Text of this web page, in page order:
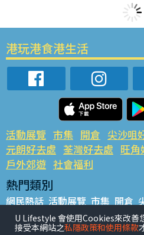
港玩港食港生活
活動展覽 市集 開倉 尖沙咀
元朗好去處 荃灣好去處 旺角
戶外郊遊 社會福利
熱門類別
網民熱話 活動展覽 市集 開倉
銅鑼灣好去處 元朗好去處 荃灣
餐廳情報 戶外郊遊
U Lifestyle 會使用Cookies來改善
接受本網站之私隱政策和使用條款